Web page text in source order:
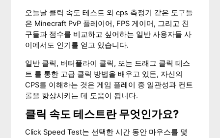
오늘날 클릭 속도 테스트 와 cps 측정기 같은 도구들
은 Minecraft PvP 플레이어, FPS 게이머, 그리고 친
구들과 점수를 비교하고 싶어하는 일반 사용자들 사
이에서도 인기를 얻고 있습니다.
일반 클릭, 버터플라이 클릭, 또는 드래그 클릭 테스
트 를 통한 고급 클릭 방법을 배우고 있든, 자신의
CPS를 이해하는 것은 게임 플레이 중 일관성과 컨트
롤을 향상시키는 데 도움이 됩니다.
클릭 속도 테스트란 무엇인가요?
Click Speed Test는 선택한 시간 동안 마우스를 몇